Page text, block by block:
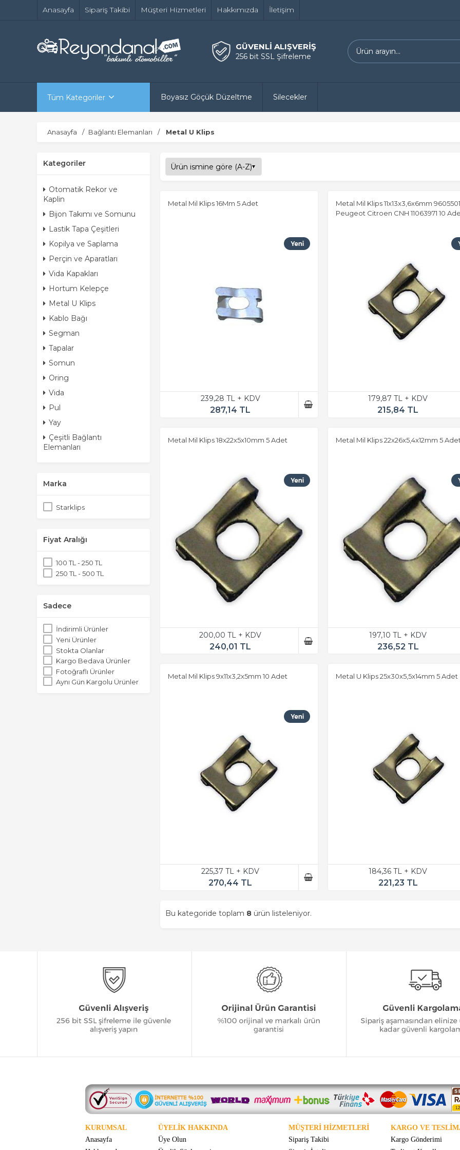
Anasayfa Sipariş Takibi Müşteri Hizmetleri Hakkımızda İletişim
GÜVENLİ ALIŞVERİŞ
256 bit SSL Şifreleme
Tüm Kategoriler Boyasız Göçük Düzeltme Silecekler
Anasayfa Bağlantı Elemanları Metal U Klips
Kategoriler
Otomatik Rekor ve
Kaplin
Bijon Takımı ve Somunu
Lastik Tapa Çeşitleri
Kopilya ve Saplama
Perçin ve Aparatları
Vida Kapakları
Hortum Kelepçe
Metal U Klips
Kablo Bağı
Segman
Tapalar
Somun
Oring
Vida
Pul
Yay
Çeşitli Bağlantı
Elemanları
Marka
Starklips
Fiyat Aralığı
100 TL - 250 TL
250 TL - 500 TL
Sadece
İndirimli Ürünler
Yeni Ürünler
Stokta Olanlar
Kargo Bedava Ürünler
Fotoğraflı Ürünler
Aynı Gün Kargolu Ürünler
Metal Mil Klips 16Mm 5 Adet
239,28 TL + KDV
287,14 TL
Metal Mil Klips 11x13x3,6x6mm
Peugeot Citroen CNH 11063971 10
179,87 TL + KDV
215,84 TL
Metal Mil Klips 18x22x5x10mm 5 Adet
200,00 TL + KDV
240,01 TL
Metal Mil Klips 22x26x5,4x12mm 5
197,10 TL + KDV
236,52 TL
Metal Mil Klips 9x11x3,2x5mm 10 Adet
225,37 TL + KDV
270,44 TL
Metal U Klips 25x30x5,5x14mm 5 Adet
184,36 TL + KDV
221,23 TL
Bu kategoride toplam 8 ürün listeleniyor.
KURUMSAL ÜYELİK HAKKINDA MÜŞTERİ HİZMETLERİ
KARGO VE
Anasayfa
Üye Olun Sipariş Takibi
Kargo Gönderimi